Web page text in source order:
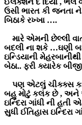
ઉસી ભારત કી જનતા
બિઠાકે રખ્ખા ….
મારે એમની છેલ્લી
બદલી ના શકે …ઘણી
ઇન્ડિયાની
બેઠા.. ફરી ક્યારેક
પણ એટલું ચીક્ક્સ
બહુ મોટું કલંક છે , અને
ઇન્દિરા ગાંધી ની
સુધી ઈતિહાસ ઇન્દિરા